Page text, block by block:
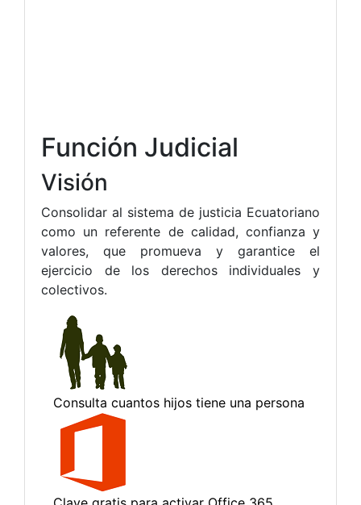
Función Judicial
Visión
Consolidar al sistema de justicia Ecuatoriano
como un referente de calidad, confianza y
valores, que promueva y garantice el
ejercicio de los derechos individuales y
colectivos.